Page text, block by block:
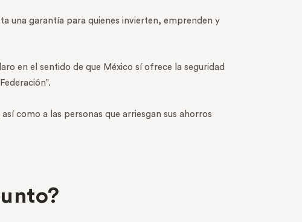
una garantía para quienes invierten, emprenden y
en el sentido de que México sí ofrece la seguridad
como a las personas que arriesgan sus ahorros